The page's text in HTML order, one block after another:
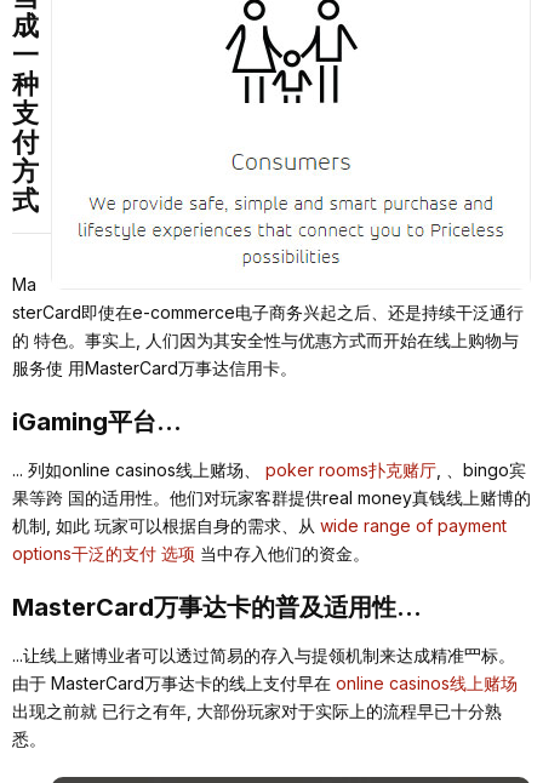
成
⼀
种
⽀
付
⽅
式
Ma
sterCard即使在e-commerce电⼦商务兴起之后、还是持续⼲泛通⾏
的 特⾊。事实上, ⼈们因为其安全性与优惠⽅式⽽开始在线上购物与
服务使 ⽤MasterCard万事达信⽤卡。
iGaming平台...
... 列如online casinos线上赌场、 poker rooms扑克赌厅 , 、bingo宾
果等跨 国的适⽤性。他们对玩家客群提供real money真钱线上赌博的
机制, 如此 玩家可以根据⾃⾝的需求、从 wide range of payment
options⼲泛的⽀付 选项 当中存⼊他们的资⾦。
MasterCard万事达卡的普及适⽤性...
...让线上赌博业者可以透过简易的存⼊与提领机制来达成精准⺫标。
由于 MasterCard万事达卡的线上⽀付早在 online casinos线上赌场
出现之前就 已⾏之有年, ⼤部份玩家对于实际上的流程早已⼗分熟
悉。